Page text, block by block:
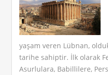
yaşam veren Lübnan,
tarihe sahiptir. İlk olarak
Asurlulara, Babillilere,